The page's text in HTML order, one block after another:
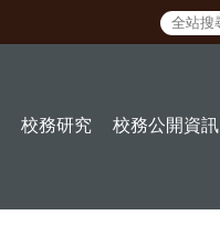
校務研究 校務公開資訊